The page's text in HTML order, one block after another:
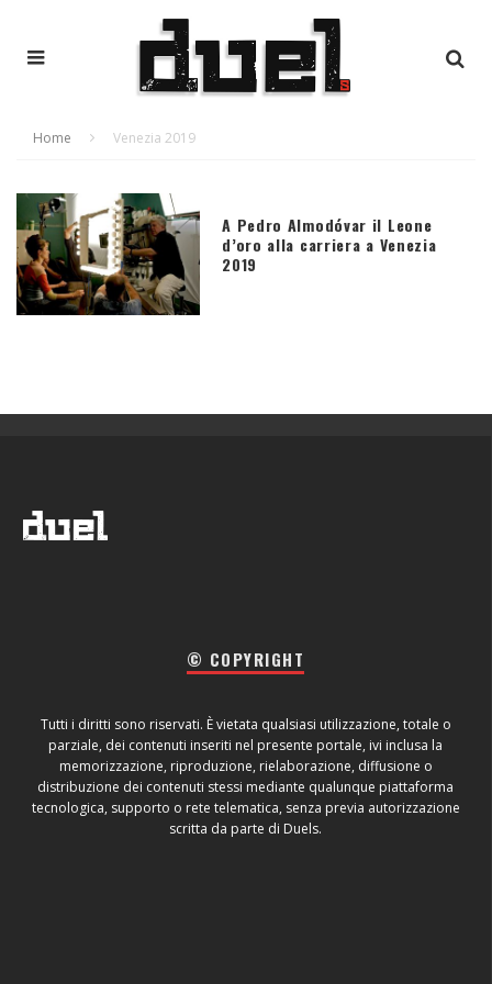
Home Venezia 2019
A Pedro Almodóvar il Leone
d’oro alla carriera a Venezia
2019
© COPYRIGHT
Tutti i diritti sono riservati. È vietata qualsiasi utilizzazione, totale o
parziale, dei contenuti inseriti nel presente portale, ivi inclusa la
memorizzazione, riproduzione, rielaborazione, diffusione o
distribuzione dei contenuti stessi mediante qualunque piattaforma
tecnologica, supporto o rete telematica, senza previa autorizzazione
scritta da parte di Duels.